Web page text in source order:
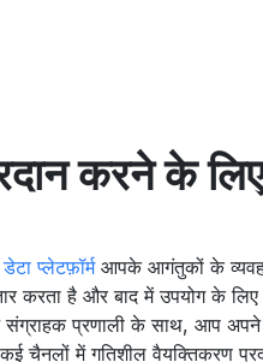
करने के
प्लेटफ़ॉर्मआपके आगंतुकों के
करता है और बाद में उपयोग के
प्रणाली के साथ, आप अपने
चैनलों में गतिशील वैयक्तिकरण